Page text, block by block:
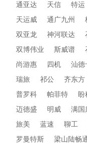
通亚达
天信 特运
天运威
通广九州
双亚龙
神河联达
双博伟业
斯威谱
尚游惠
四机 汕德
瑞旅
祁公 齐东方
普罗科
帕菲特 盼
迈德盛
明威 满国
旅美
蓝速 聊工
罗曼特斯
梁山陆畅